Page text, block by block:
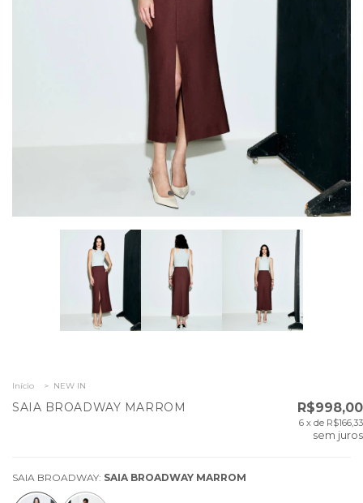
Início > NEW IN
SAIA BROADWAY MARROM R$998,00
6 x de R$166,33
sem juros
SAIA BROADWAY: SAIA BROADWAY MARROM